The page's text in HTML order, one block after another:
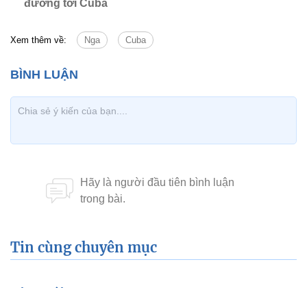
đường tới Cuba
Xem thêm về: Nga Cuba
Tin cùng chuyên mục